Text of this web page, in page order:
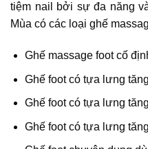
tiệm nail bởi sự đa năng
Mùa có các loại ghế
Ghế massage foot cố
Ghế foot có tựa lưng
Ghế foot có tựa lưng
Ghế foot có tựa lưng